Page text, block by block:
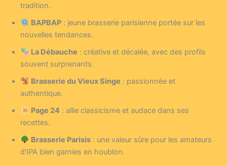
tradition.
BAPBAP: jeune brasserie parisienne portée sur les
nouvelles tendances.
La Débauche : créative et décalée, avec des profils
souvent surprenants.
Brasserie du Vieux Singe : passionnée et
authentique.
Page 24: allie classicisme et audace dans ses
recettes.
Brasserie Parisis: une valeur sûre pour les amateurs
d’IPA bien garnies en houblon.